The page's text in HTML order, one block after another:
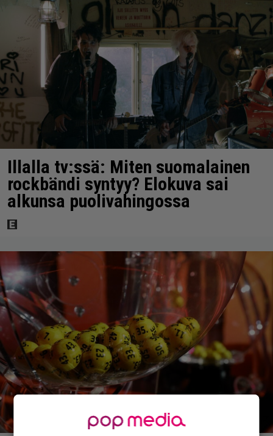
Illalla tv:ssä: Miten suomalainen
rockbändi syntyy? Elokuva sai
alkunsa puolivahingossa